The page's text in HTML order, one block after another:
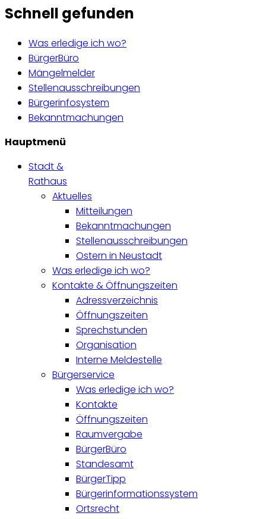
Schnell gefunden
Was erledige ich wo?
BürgerBüro
Mängelmelder
Stellenausschreibungen
Bürgerinfosystem
Bekanntmachungen
Hauptmenü
Stadt &
Rathaus
Aktuelles
Mitteilungen
Bekanntmachungen
Stellenausschreibungen
Ostern in Neustadt
Was erledige ich wo?
Kontakte & Öffnungszeiten
Adressverzeichnis
Öffnungszeiten
Sprechstunden
Organisation
Interne Meldestelle
Bürgerservice
Was erledige ich wo?
Kontakte
Öffnungszeiten
Raumvergabe
BürgerBüro
Standesamt
BürgerTipp
Bürgerinformationssystem
Ortsrecht